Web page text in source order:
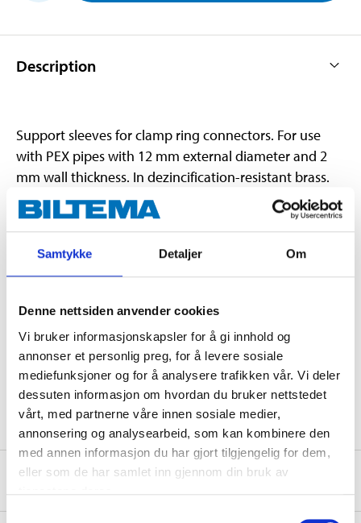
Samtykke Detaljer Om
Denne nettsiden anvender cookies
Vi bruker informasjonskapsler for å gi innhold og
annonser et personlig preg, for å levere sosiale
mediefunksjoner og for å analysere trafikken vår. Vi deler
dessuten informasjon om hvordan du bruker nettstedet
vårt, med partnerne våre innen sosiale medier,
annonsering og analysearbeid, som kan kombinere den
med annen informasjon du har gjort tilgjengelig for dem,
eller som de har samlet inn gjennom din bruk av
Samtykkevalg
Description
Support sleeves for clamp ring connectors. For use
with PEX pipes with 12 mm external diameter and 2
mm wall thickness. In dezincification-resistant brass.
Approved for drinking water.
Technical specifications
Dimensions
12 mm
Material
Brass CW511L
Pressure class
Max. 1,0 MPa (10 bar)
Quantity
5 pcs
About the manufacturer